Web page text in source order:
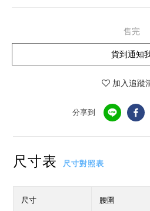
售完
貨到通知
加入追蹤
分享到
尺寸表 尺寸對照表
尺寸 腰圍